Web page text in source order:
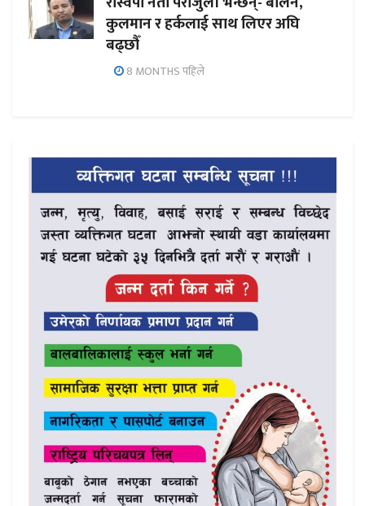
कुलमान र हर्कलाई साथ लिएर अघि
बढ्छौँ
8 MONTHS पहिले